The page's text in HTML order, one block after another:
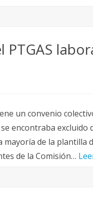
un convenio
encontraba excluido
de la plantilla
de la Comisión…